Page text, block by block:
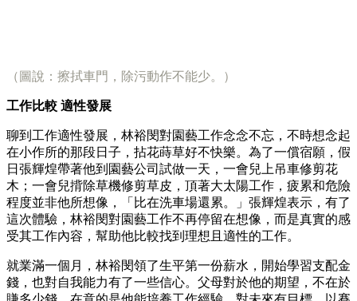
（圖說：擦拭車門，除污動作不能少。）
工作比較 適性發展
聊到工作適性發展，林裕閔對園藝工作念念不忘，不時想念起
在小作所的那段日子，拈花蒔草好不快樂。為了一償宿願，假
日張輝煌帶著他到園藝公司試做一天，一會兒上吊車修剪花
木；一會兒揹除草機修剪草皮，頂著大太陽工作，疲累和危險
程度並非他所想像，「比在洗車場還累。」張輝煌表示，有了
這次體驗，林裕閔對園藝工作不再停留在想像，而是真實的感
受其工作內容，幫助他比較找到理想且適性的工作。
就業滿一個月，林裕閔領了生平第一份薪水，開始學習支配金
錢，也對自我能力有了一些信心。父母對於他的期望，不在於